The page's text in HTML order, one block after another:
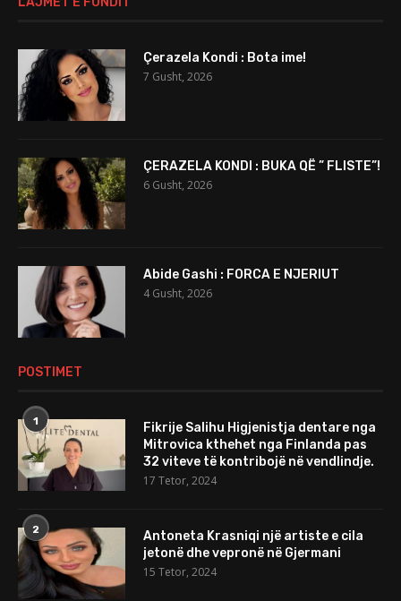
Çerazela Kondi : Bota ime!
7 Gusht, 2026
ÇERAZELA KONDI : BUKA QË ” FLISTE”!
6 Gusht, 2026
Abide Gashi : FORCA E NJERIUT
4 Gusht, 2026
POSTIMET
1
Fikrije Salihu Higjenistja dentare nga
Mitrovica kthehet nga Finlanda pas
32 viteve të kontribojë në vendlindje.
17 Tetor, 2024
2
Antoneta Krasniqi një artiste e cila
jetonë dhe vepronë në Gjermani
15 Tetor, 2024